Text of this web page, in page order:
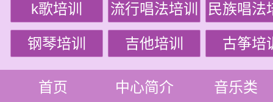
k歌培训 流行唱法培训 民族唱法
钢琴培训 吉他培训 古筝培
首页 中心简介 音乐类